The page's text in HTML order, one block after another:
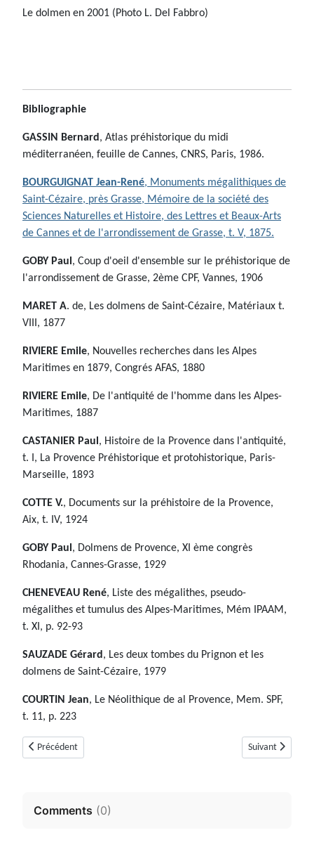
Le dolmen en 2001 (Photo L. Del Fabbro)
Bibliographie
GASSIN Bernard , Atlas préhistorique du midi
méditerranéen, feuille de Cannes, CNRS, Paris, 1986.
BOURGUIGNAT Jean-René, Monuments mégalithiques de
Saint-Cézaire, près Grasse, Mémoire de la société des
Sciences Naturelles et Histoire, des Lettres et Beaux-Arts
de Cannes et de l'arrondissement de Grasse, t. V, 1875.
GOBY Paul , Coup d'oeil d'ensemble sur le préhistorique de
l'arrondissement de Grasse, 2ème CPF, Vannes, 1906
MARET A. de, Les dolmens de Saint-Cézaire, Matériaux t.
VIII, 1877
RIVIERE Emile, Nouvelles recherches dans les Alpes
Maritimes en 1879, Congrés AFAS, 1880
RIVIERE Emile, De l'antiquité de l'homme dans les Alpes-
Maritimes, 1887
CASTANIER Paul , Histoire de la Provence dans l'antiquité,
t. I, La Provence Préhistorique et protohistorique, Paris-
Marseille, 1893
COTTE V., Documents sur la préhistoire de la Provence,
Aix, t. IV, 1924
GOBY Paul , Dolmens de Provence, XI ème congrès
Rhodania, Cannes-Grasse, 1929
CHENEVEAU René, Liste des mégalithes, pseudo-
mégalithes et tumulus des Alpes-Maritimes, Mém IPAAM,
t. XI, p. 92-93
SAUZADE Gérard , Les deux tombes du Prignon et les
dolmens de Saint-Cézaire, 1979
COURTIN Jean, Le Néolithique de al Provence, Mem. SPF,
t. 11, p. 223
Article précédent : Menhirs Pascatti (Ramatuelle, Var)
Précédent Article suivant :
Suivant
Comments (0)